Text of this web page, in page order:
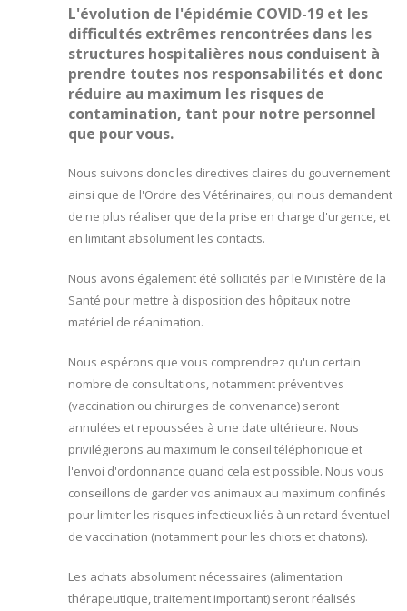
L'évolution de l'épidémie COVID-19 et les
difficultés extrêmes rencontrées dans les
structures hospitalières nous conduisent à
prendre toutes nos responsabilités et donc
réduire au maximum les risques de
contamination, tant pour notre personnel
que pour vous.
Nous suivons donc les directives claires du gouvernement
ainsi que de l'Ordre des Vétérinaires, qui nous demandent
de ne plus réaliser que de la prise en charge d'urgence, et
en limitant absolument les contacts.
Nous avons également été sollicités par le Ministère de la
Santé pour mettre à disposition des hôpitaux notre
matériel de réanimation.
Nous espérons que vous comprendrez qu'un certain
nombre de consultations, notamment préventives
(vaccination ou chirurgies de convenance) seront
annulées et repoussées à une date ultérieure. Nous
privilégierons au maximum le conseil téléphonique et
l'envoi d'ordonnance quand cela est possible. Nous vous
conseillons de garder vos animaux au maximum confinés
pour limiter les risques infectieux liés à un retard éventuel
de vaccination (notamment pour les chiots et chatons).
Les achats absolument nécessaires (alimentation
thérapeutique, traitement important) seront réalisés